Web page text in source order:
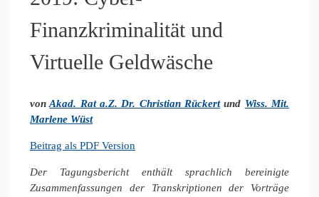
Finanzkriminalität und
Virtuelle Geldwäsche
vonAkad. Rat a.Z. Dr. Christian Rückertund Wiss. Mit.
Marlene Wüst
Beitrag als PDF Version
Der Tagungsbericht enthält sprachlich bereinigte
Zusammenfassungen der Transkriptionen der Vorträge